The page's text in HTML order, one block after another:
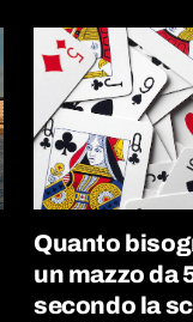
Quanto
un mazzo da
secondo la